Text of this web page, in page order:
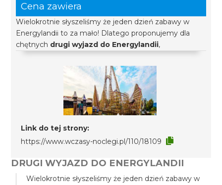
Cena zawiera
Wielokrotnie słyszeliśmy że jeden dzień zabawy w
Energylandii to za mało! Dlatego proponujemy dla
chętnych drugi wyjazd do Energylandii,
Link do tej strony:
https://www.wczasy-noclegi.pl/110/18109
DRUGI WYJAZD DO ENERGYLANDII
Wielokrotnie słyszeliśmy że jeden dzień zabawy w